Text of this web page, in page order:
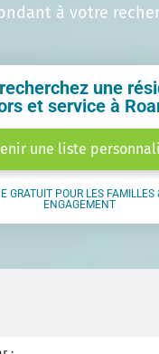
à votre
une
et service à
une liste
GRATUIT POUR LES FAMILLES
ENGAGEMENT